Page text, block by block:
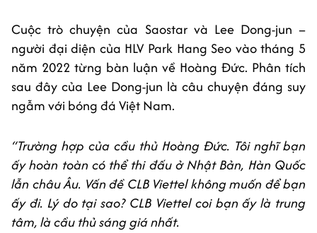
Cuộc trò chuyện của Saostar và Lee Dong-jun –
người đại diện của HLV Park Hang Seo vào tháng 5
năm 2022 từng bàn luận về Hoàng Đức. Phân tích
sau đây của Lee Dong-jun là câu chuyện đáng suy
ngẫm với bóng đá Việt Nam.
“Trường hợp của cầu thủ Hoàng Đức. Tôi nghĩ bạn
ấy hoàn toàn có thể thi đấu ở Nhật Bản, Hàn Quốc
lẫn châu Âu. Vấn đề CLB Viettel không muốn để bạn
ấy đi. Lý do tại sao? CLB Viettel coi bạn ấy là trung
tâm, là cầu thủ sáng giá nhất.